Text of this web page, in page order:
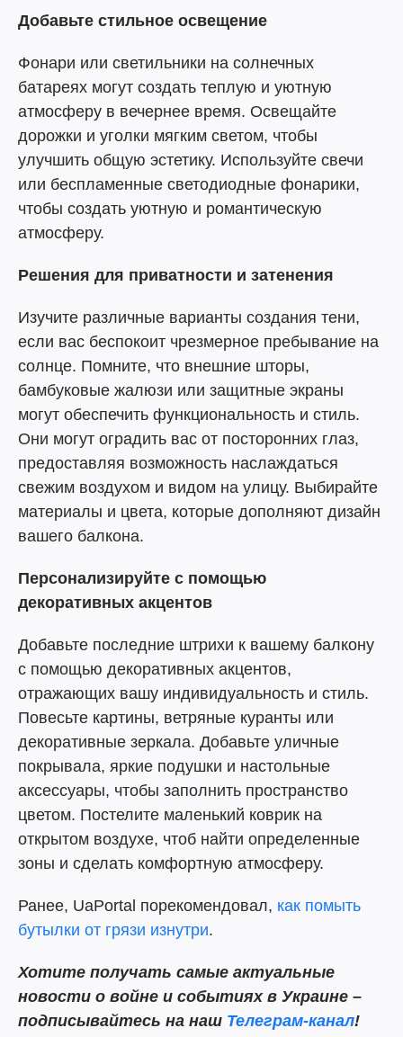
Добавьте стильное освещение
Фонари или светильники на солнечных
батареях могут создать теплую и уютную
атмосферу в вечернее время. Освещайте
дорожки и уголки мягким светом, чтобы
улучшить общую эстетику. Используйте свечи
или беспламенные светодиодные фонарики,
чтобы создать уютную и романтическую
атмосферу.
Решения для приватности и затенения
Изучите различные варианты создания тени,
если вас беспокоит чрезмерное пребывание на
солнце. Помните, что внешние шторы,
бамбуковые жалюзи или защитные экраны
могут обеспечить функциональность и стиль.
Они могут оградить вас от посторонних глаз,
предоставляя возможность наслаждаться
свежим воздухом и видом на улицу. Выбирайте
материалы и цвета, которые дополняют дизайн
вашего балкона.
Персонализируйте с помощью
декоративных акцентов
Добавьте последние штрихи к вашему балкону
с помощью декоративных акцентов,
отражающих вашу индивидуальность и стиль.
Повесьте картины, ветряные куранты или
декоративные зеркала. Добавьте уличные
покрывала, яркие подушки и настольные
аксессуары, чтобы заполнить пространство
цветом. Постелите маленький коврик на
открытом воздухе, чтоб найти определенные
зоны и сделать комфортную атмосферу.
Ранее, UaPortal порекомендовал, как помыть
бутылки от грязи изнутри.
Хотите получать самые актуальные
новости о войне и событиях в Украине –
подписывайтесь на наш Телеграм-канал!